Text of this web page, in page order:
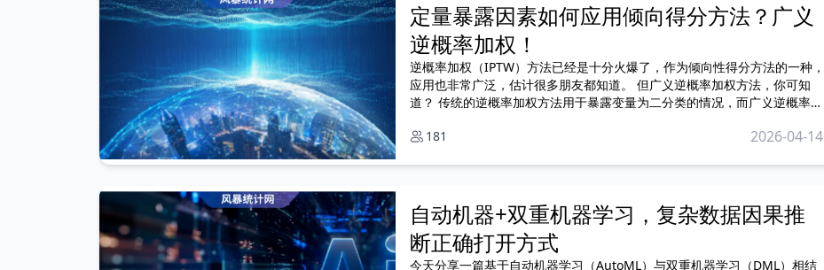
定量暴露因素如何应用倾向得分方法？广义
逆概率加权！
逆概率加权（IPTW）方法已经是十分火爆了，作为倾向性得分方法的一种，
应用也非常广泛，估计很多朋友都知道。 但广义逆概率加权方法，你可知
道？ 传统的逆概率加权方法用于暴露变量为二分类的情况，而广义逆概率加
181
2026-04-14
自动机器+双重机器学习，复杂数据因果推
断正确打开方式
今天分享一篇基于自动机器学习（AutoML）与双重机器学习（DML）相结